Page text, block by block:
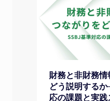
財務と非財務
どう説明する
応の課題と実践